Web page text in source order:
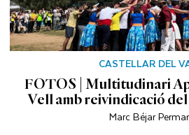
CASTELLAR DEL
FOTOS | Multitudinari
Vell amb reivindicació
Marc Béjar